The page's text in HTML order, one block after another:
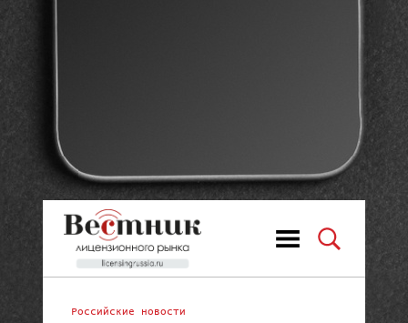
Российские новости